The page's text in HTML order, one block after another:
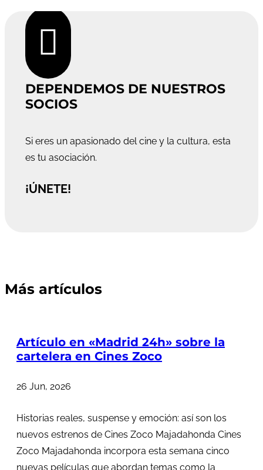

DEPENDEMOS DE NUESTROS
SOCIOS
Si eres un apasionado del cine y la cultura, esta
es tu asociación.
¡ÚNETE!
Más artículos
Artículo en «Madrid 24h» sobre la
cartelera en Cines Zoco
26 Jun, 2026
Historias reales, suspense y emoción: así son los
nuevos estrenos de Cines Zoco Majadahonda Cines
Zoco Majadahonda incorpora esta semana cinco
nuevas películas que abordan temas como la